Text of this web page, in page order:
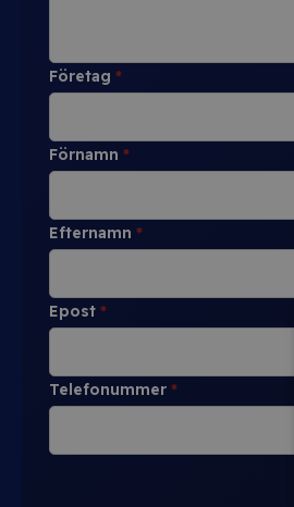
Företag *
Förnamn *
Efternamn *
Epost *
Telefonummer *